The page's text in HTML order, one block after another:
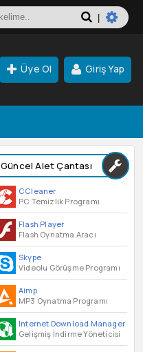
Üye Ol Giriş Yap
Güncel Alet Çantası
CCleaner
PC Temizlik Programı
Flash Player
Flash Oynatma Aracı
Skype
Videolu Görüşme Programı
Aimp
MP3 Oynatma Programı
Internet Download Manager
Gelişmiş İndirme Yöneticisi